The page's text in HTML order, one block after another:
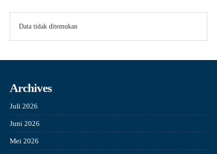
Data tidak ditemukan
Archives
Juli 2026
Juni 2026
Mei 2026